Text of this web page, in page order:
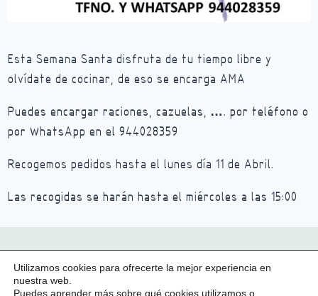
Esta Semana Santa disfruta de tu tiempo libre y
olvídate de cocinar, de eso se encarga AMA
Puedes encargar raciones, cazuelas, …. por teléfono o
por WhatsApp en el 944028359
Recogemos pedidos hasta el lunes día 11 de Abril.
Las recogidas se harán hasta el miércoles a las 15:00
Aviso legal
Política de privacidad
Política de cookies
Utilizamos cookies para ofrecerte la mejor experiencia en
nuestra web.
Puedes aprender más sobre qué cookies utilizamos o